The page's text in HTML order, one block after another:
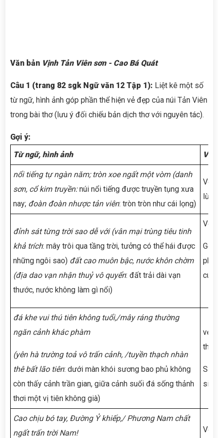
Văn bản Vịnh Tản Viên sơn- Cao Bá Quát
Câu 1 (trang 82 sgk Ngữ văn 12 Tập 1): Liệt kê một số
từ ngữ, hình ảnh góp phần thể hiện vẻ đẹp của núi Tản Viên
trong bài thơ (lưu ý đối chiếu bản dịch thơ với nguyên tác).
Gợi ý:
Từ ngữ, hình ảnh
Vẻ
nổi tiếng tự ngàn năm; tròn xoe ngất một vòm (danh
sơn, cổ kim truyền:núi nổi tiếng được truyền tụng xưa
nay; đoàn đoàn nhược tản viên: tròn tròn như cái lọng)
Vẻ
đỉnh sát từng trời sao dễ với (vân mại trùng tiêu tinh
khả trích: mây trôi qua tầng trời, tưởng có thể hái được
những ngôi sao) đất cao muôn bậc, nước khôn chờm
(địa dao vạn nhận thuỷ vô quyển: đất trải dài vạn
thước, nước không làm gì nổi)
Vẻ
Gợi
đá khe vui thú tiên không tuổi,/mây ráng thường
ngăn cảnh khác phàm
(yên hà trường toả vô trấn cảnh, /tuyền thạch nhàn
thê bất lão tiên: dưới màn khói sương bao phủ không
còn thấy cảnh trần gian, giữa cảnh suối đá sống thảnh
thơi một vị tiên không già)
vẻ
Sự
Cao chịu bó tay, Đường Ỷ khiếp,/ Phương Nam chất
ngất trấn trời Nam!
Vẻ